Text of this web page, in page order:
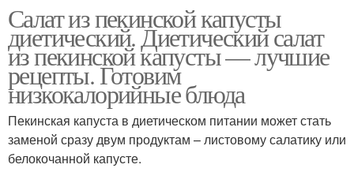
Салат из курицы Салат из красной
Салат с крабовыми
палочками
Салат с пекинской
капустой
Салат из пекинской капусты
диетический. Диетический салат
из пекинской капусты — лучшие
рецепты. Готовим
низкокалорийные блюда
Пекинская капуста в диетическом питании может стать
заменой сразу двум продуктам – листовому салатику или
белокочанной капусте.